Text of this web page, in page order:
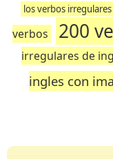
los verbos
verbos
200
irregulares de
ingles con